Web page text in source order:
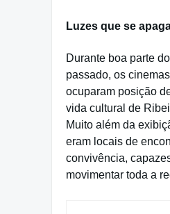
Luzes que se
Durante boa parte
passado, os
ocuparam posição
vida cultural de
Muito além da
eram locais de
convivência,
movimentar toda a